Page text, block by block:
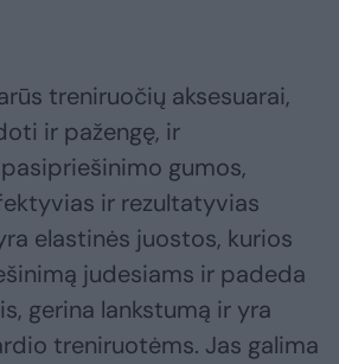
treniruočių aksesuarai,
ir pažengę, ir
gumos,
ir rezultatyvias
elastinės juostos, kurios
judesiams ir padeda
gerina lankstumą ir yra
treniruotėms. Jas galima